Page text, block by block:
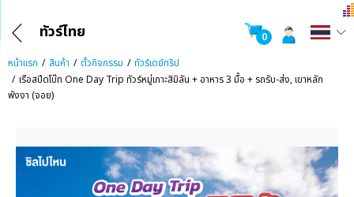
ทัวร์ไทย
0
หน้าแรก
สินค้า ตั๋วกิจกรรม
ทัวร์เดย์ทริป
เรือสปีดโบ๊ท One Day Trip ทัวร์หมู่เกาะสิมิลัน + อาหาร 3 มื้อ + รถรับ-ส่ง, เขาหลัก
พังงา (จอย)